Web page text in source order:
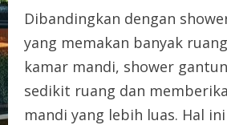
Dibandingkan dengan
yang memakan banyak
kamar mandi, shower
sedikit ruang dan
mandi yang lebih luas. Hal